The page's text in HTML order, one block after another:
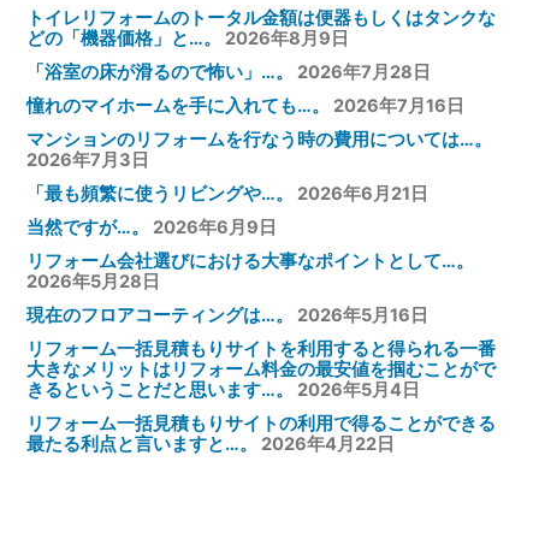
トイレリフォームのトータル金額は便器もしくはタンクな
どの「機器価格」と…。
2026年8月9日
「浴室の床が滑るので怖い」…。
2026年7月28日
憧れのマイホームを手に入れても…。
2026年7月16日
マンションのリフォームを行なう時の費用については…。
2026年7月3日
「最も頻繁に使うリビングや…。
2026年6月21日
当然ですが…。
2026年6月9日
リフォーム会社選びにおける大事なポイントとして…。
2026年5月28日
現在のフロアコーティングは…。
2026年5月16日
リフォーム一括見積もりサイトを利用すると得られる一番
大きなメリットはリフォーム料金の最安値を掴むことがで
きるということだと思います…。
2026年5月4日
リフォーム一括見積もりサイトの利用で得ることができる
最たる利点と言いますと…。
2026年4月22日